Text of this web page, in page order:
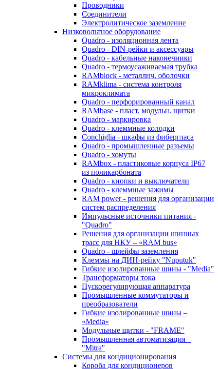
Проводники
Соединители
Электролитическое заземление
Низковольтное оборудование
Quadro - изоляционная лента
Quadro - DIN-рейки и аксессуары
Quadro - кабельные наконечники
Quadro - термоусаживаемая трубка
RAMblock - металлич. оболочки
RAMklima - система контроля
микроклимата
Quadro - перфорированный канал
RAMbase - пласт. модульн. щитки
Quadro - маркировка
Quadro - клеммные колодки
Conchiglia - шкафы из фибергласа
Quadro - промышленные разъемы
Quadro - хомуты
RAMbox - пластиковые корпуса IP67
из поликарбоната
Quadro - кнопки и выключатели
Quadro - клеммные зажимы
RAM power - решения для организации
систем распределения
Импульсные источники питания -
"Quadro"
Решения для организации шинных
трасс для НКУ – «RAM bus»
Quadro - шлейфы заземления
Клеммы на ДИН-рейку "Nuputuk"
Гибкие изолированные шины - "Media"
Трансформаторы тока
Пускорегулирующая аппаратура
Промышленные коммутаторы и
преобразователи
Гибкие изолированные шины –
«Media»
Модульные щитки - "FRAME"
Промышленная автоматизация –
"Mitra"
Системы для кондиционирования
Короба для кондиционеров